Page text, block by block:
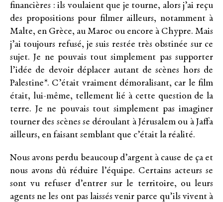
financières : ils voulaient que je tourne, alors j’ai reçu
des propositions pour filmer ailleurs, notamment à
Malte, en Grèce, au Maroc ou encore à Chypre. Mais
j’ai toujours refusé, je suis restée très obstinée sur ce
sujet. Je ne pouvais tout simplement pas supporter
l’idée de devoir déplacer autant de scènes hors de
Palestine*. C’était vraiment démoralisant, car le film
était, lui-même, tellement lié à cette question de la
terre. Je ne pouvais tout simplement pas imaginer
tourner des scènes se déroulant à Jérusalem ou à Jaffa
ailleurs, en faisant semblant que c’était la réalité.
Nous avons perdu beaucoup d’argent à cause de ça et
nous avons dû réduire l’équipe. Certains acteurs se
sont vu refuser d’entrer sur le territoire, ou leurs
agents ne les ont pas laissés venir parce qu’ils vivent à